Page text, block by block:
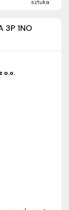
sztuka
3P 1NO
o.o.